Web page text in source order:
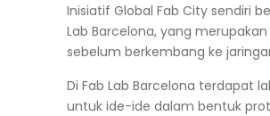
Inisiatif Global Fab City sendiri
Lab Barcelona, yang merupakan
sebelum berkembang ke
Di Fab Lab Barcelona terdapat
untuk ide-ide dalam bentuk